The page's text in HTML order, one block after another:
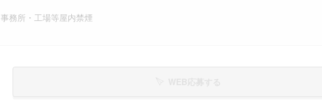
事務所・工場等屋内禁煙